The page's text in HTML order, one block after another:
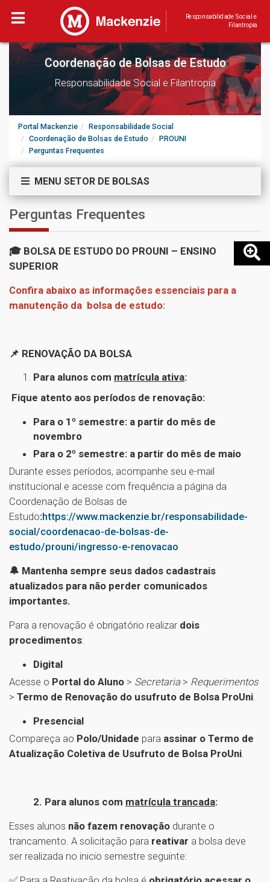
Responsabilidade Social e
Filantropia
Coordenação de Bolsas de Estudo
Responsabilidade Social e Filantropia
Portal Mackenzie
Responsabilidade Social
Coordenação de Bolsas de Estudo
PROUNI
Perguntas Frequentes
MENU SETOR DE BOLSAS
Perguntas Frequentes
🎓 BOLSA DE ESTUDO DO PROUNI – ENSINO
SUPERIOR
Confira abaixo as informações essenciais para a
manutenção da bolsa de estudo:
📌 RENOVAÇÃO DA BOLSA
Para alunos com matrícula ativa:
Fique atento aos períodos de renovação:
Para o 1º semestre: a partir do mês de
novembro
Para o 2º semestre: a partir do mês de maio
Durante esses períodos, acompanhe seu e-mail
institucional e acesse com frequência a página da
Coordenação de Bolsas de
Estudo:https://www.mackenzie.br/responsabilidade-
social/coordenacao-de-bolsas-de-
estudo/prouni/ingresso-e-renovacao
🔔 Mantenha sempre seus dados cadastrais
atualizados para não perder comunicados
importantes.
Para a renovação é obrigatório realizar dois
procedimentos:
Digital
Acesse o Portal do Aluno > Secretaria> Requerimentos
> Termo de Renovação do usufruto de Bolsa ProUni.
Presencial
Compareça ao Polo/Unidade para assinar o Termo de
Atualização Coletiva de Usufruto de Bolsa ProUni.
2. Para alunos com matrícula trancada:
Esses alunos não fazem renovação durante o
trancamento. A solicitação para reativar a bolsa deve
ser realizada no inicio semestre seguinte: